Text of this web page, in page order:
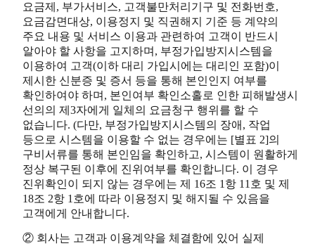
요금제, 부가서비스, 고객불만처리기구 및 전화번호,
요금감면대상, 이용정지 및 직권해지 기준 등 계약의
주요 내용 및 서비스 이용과 관련하여 고객이 반드시
알아야 할 사항을 고지하며, 부정가입방지시스템을
이용하여 고객(이하 대리 가입시에는 대리인 포함)이
제시한 신분증 및 증서 등을 통해 본인인지 여부를
확인하여야 하며, 본인여부 확인소홀로 인한 피해발생시
선의의 제3자에게 일체의 요금청구 행위를 할 수
없습니다. (다만, 부정가입방지시스템의 장애, 작업
등으로 시스템을 이용할 수 없는 경우에는 [별표 2]의
구비서류를 통해 본인임을 확인하고, 시스템이 원활하게
정상 복구된 이후에 진위여부를 확인합니다. 이 경우
진위확인이 되지 않는 경우에는 제 16조 1항 11호 및 제
18조 2항 1호에 따라 이용정지 및 해지될 수 있음을
고객에게 안내합니다.
② 회사는 고객과 이용계약을 체결함에 있어 실제